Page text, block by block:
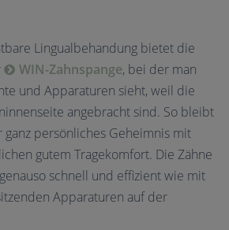
Lingualbehandung bietet die
WIN-Zahnspange, bei der man
und Apparaturen sieht, weil die
angebracht sind. So bleibt
persönliches Geheimnis mit
gutem Tragekomfort. Die Zähne
schnell und effizient wie mit
Apparaturen auf der